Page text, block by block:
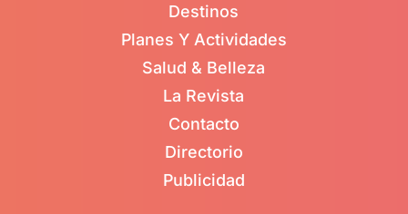
Destinos
Planes Y Actividades
Salud & Belleza
La Revista
Contacto
Directorio
Publicidad